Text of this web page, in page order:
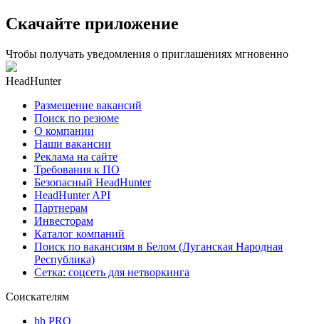
Скачайте приложение
Чтобы получать уведомления о приглашениях мгновенно
HeadHunter
Размещение вакансий
Поиск по резюме
О компании
Наши вакансии
Реклама на сайте
Требования к ПО
Безопасный HeadHunter
HeadHunter API
Партнерам
Инвесторам
Каталог компаний
Поиск по вакансиям в Белом (Луганская Народная
Республика)
Сетка: соцсеть для нетворкинга
Соискателям
hh PRO